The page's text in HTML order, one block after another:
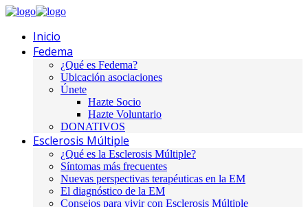
Inicio
Fedema
¿Qué es Fedema?
Ubicación asociaciones
Únete
Hazte Socio
Hazte Voluntario
DONATIVOS
Esclerosis Múltiple
¿Qué es la Esclerosis Múltiple?
Síntomas más frecuentes
Nuevas perspectivas terapéuticas en la EM
El diagnóstico de la EM
Consejos para vivir con Esclerosis Múltiple